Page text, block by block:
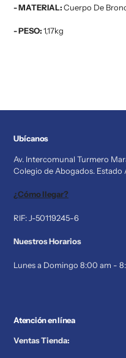
- MATERIAL:Cuerpo De
- PESO:1,17kg
Ubícanos
Av. Intercomunal Turmero
Colegio de Abogados. Estado
¿Cómo llegar?
RIF: J-50119245-6
Nuestros Horarios
Lunes a Domingo 8:00 am -
Atención en línea
Ventas Tienda: